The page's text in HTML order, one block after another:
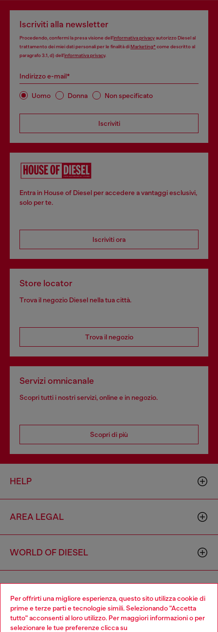
Per offrirti una migliore esperienza, questo sito utilizza cookie di
prime e terze parti e tecnologie simili. Selezionando "Accetta
tutto" acconsenti al loro utilizzo. Per maggiori informazioni o per
selezionare le tue preferenze clicca su
Iscriviti alla newsletter
Procedendo, confermi la presa visione dell’informativa privacyautorizzo Diesel al
trattamento dei miei dati personali per le finalità diMarketing*come descritto al
paragrafo 3.1, d) dell’informativa privacy.
Indirizzo e-mail*
Uomo Donna Non specificato
Iscriviti
Entra in House of Diesel per accedere a vantaggi esclusivi,
solo per te.
Iscriviti ora
Store locator
Trova il negozio Diesel nella tua città.
Trova il negozio
Servizi omnicanale
Scopri tutti i nostri servizi, online e in negozio.
Scopri di più
HELP
AREA LEGAL
WORLD OF DIESEL
Choose your location